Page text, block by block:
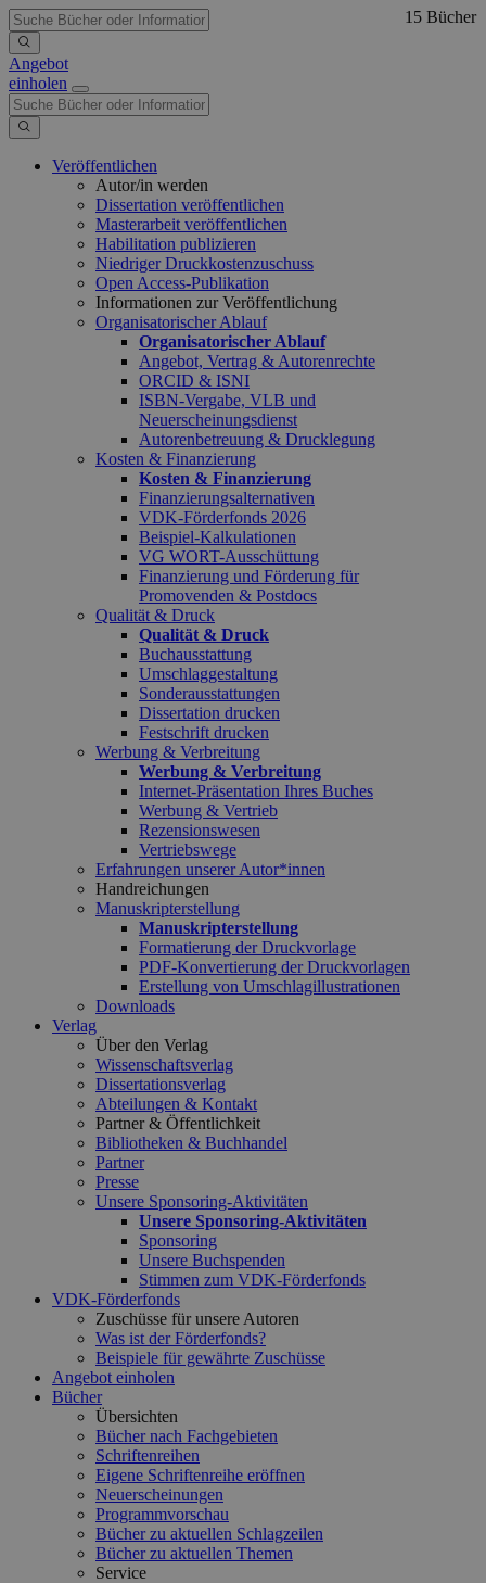
Angebot
einholen
Veröffentlichen
Autor/in werden
Dissertation veröffentlichen
Masterarbeit veröffentlichen
Habilitation publizieren
Niedriger Druckkostenzuschuss
Open Access-Publikation
Informationen zur Veröffentlichung
Organisatorischer Ablauf
Organisatorischer Ablauf
Angebot, Vertrag & Autorenrechte
ORCID & ISNI
ISBN-Vergabe, VLB und
Neuerscheinungsdienst
Autorenbetreuung & Drucklegung
Kosten & Finanzierung
Kosten & Finanzierung
Finanzierungsalternativen
VDK-Förderfonds 2026
Beispiel-Kalkulationen
VG WORT-Ausschüttung
Finanzierung und Förderung für
Promovenden & Postdocs
Qualität & Druck
Qualität & Druck
Buchausstattung
Umschlaggestaltung
Sonderausstattungen
Dissertation drucken
Festschrift drucken
Werbung & Verbreitung
Werbung & Verbreitung
Internet-Präsentation Ihres Buches
Werbung & Vertrieb
Rezensionswesen
Vertriebswege
Erfahrungen unserer Autor*innen
Handreichungen
Manuskripterstellung
Manuskripterstellung
Formatierung der Druckvorlage
PDF-Konvertierung der Druckvorlagen
Erstellung von Umschlagillustrationen
Downloads
Verlag
Über den Verlag
Wissenschaftsverlag
Dissertationsverlag
Abteilungen & Kontakt
Partner & Öffentlichkeit
Bibliotheken & Buchhandel
Partner
Presse
Unsere Sponsoring-Aktivitäten
Unsere Sponsoring-Aktivitäten
Sponsoring
Unsere Buchspenden
Stimmen zum VDK-Förderfonds
VDK-Förderfonds
Zuschüsse für unsere Autoren
Was ist der Förderfonds?
Beispiele für gewährte Zuschüsse
Angebot einholen
Bücher
Übersichten
Bücher nach Fachgebieten
Schriftenreihen
Eigene Schriftenreihe eröffnen
Neuerscheinungen
Programmvorschau
Bücher zu aktuellen Schlagzeilen
Bücher zu aktuellen Themen
Service
15 Bücher